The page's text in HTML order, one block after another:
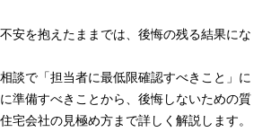
安を抱えたままでは、後悔の残る結果にな
談で「担当者に最低限確認すべきこと」に
準備すべきことから、後悔しないための質
宅会社の見極め方まで詳しく解説します。